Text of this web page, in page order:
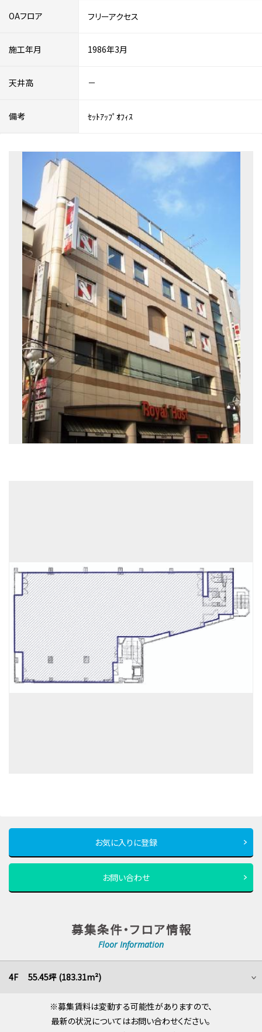
OAフロア フリーアクセス
施工年月 1986年3月
天井高 －
備考 ｾｯﾄｱｯﾌﾟｵﾌｨｽ
お気に入りに登録
お問い合わせ
募集条件・フロア情報
Floor Information
4F 55.45坪 (183.31m²)
※募集賃料は変動する可能性がありますので、
最新の状況についてはお問い合わせください。